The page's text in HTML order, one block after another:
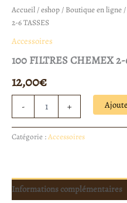
Accueil /eshop / Boutique en ligne /
2-6 TASSES
Accessoires
100 FILTRES CHEMEX 2-
12,00€
- +
Catégorie :Accessoires
Informations complémentaires